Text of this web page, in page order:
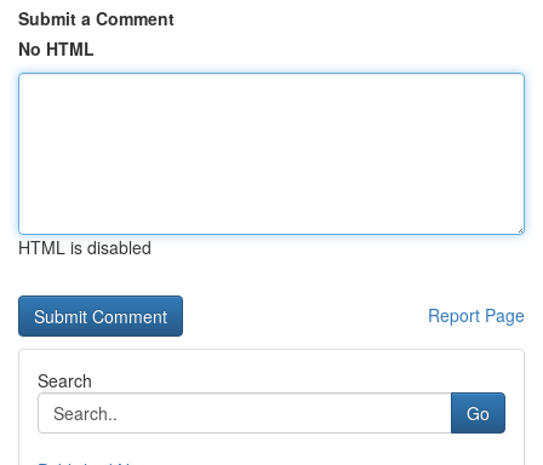
Submit a Comment
No HTML
HTML is disabled
Report Page
Search
Go